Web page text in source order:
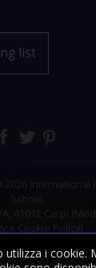
list
International
School
41012 Carpi
e Cookie Policy]
utilizza i cookie.